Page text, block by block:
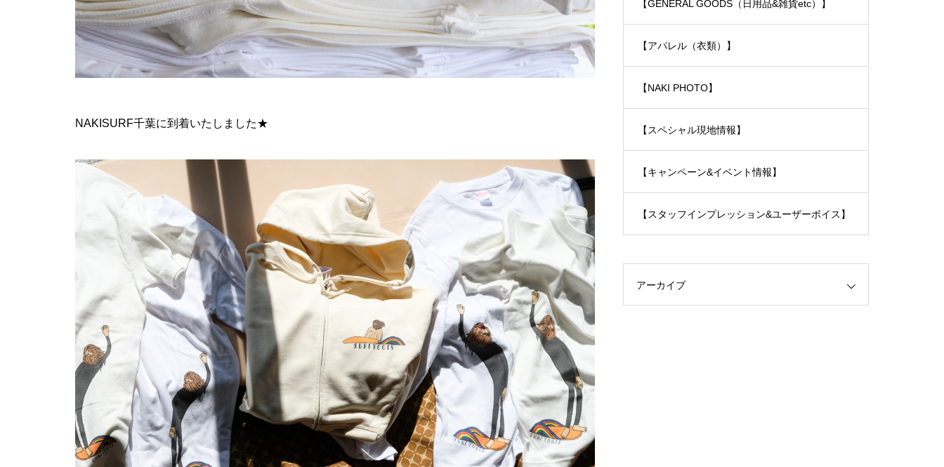
NAKISURF千葉に到着いたしました★
【GENERAL GOODS（日用品&雑貨etc）】
【アパレル（衣類）】
【NAKI PHOTO】
【スペシャル現地情報】
【キャンペーン&イベント情報】
【スタッフインプレッション&ユーザーボイス】
アーカイブ